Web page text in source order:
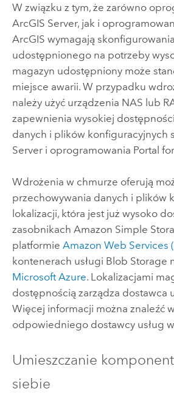
W związku z tym, że zarówno
ArcGIS Server, jak i
ArcGIS wymagają
udostępnionego na potrzeby
magazyn udostępniony może
miejsce awarii. W przypadku
należy użyć urządzenia NAS lub
zapewnienia wysokiej
danych i plików konfiguracyjnych
Serveri oprogramowania Portal
Wdrożenia w chmurze oferują
przechowywania danych i plików
lokalizacji, która jest już wysoko
zasobnikach Amazon Simple
platformie Amazon Web Services
kontenerach usługi Blob Storage
Microsoft Azure. Lokalizacjami
dostępnością zarządza dostawca
Więcej informacji można znaleźć
odpowiedniego dostawcy usług
Umieszczanie
siebie